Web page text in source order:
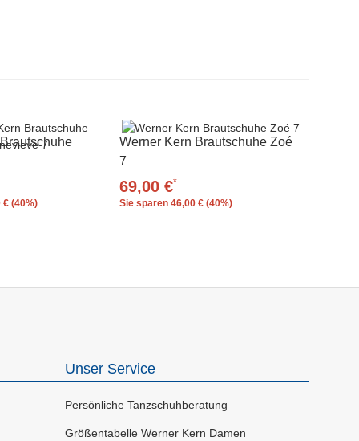
€ (40%)
Werner Kern Brautschuhe Zoé
7
69,00 €*
Sie sparen 46,00 € (40%)
Unser Service
Persönliche Tanzschuhberatung
Größentabelle Werner Kern Damen